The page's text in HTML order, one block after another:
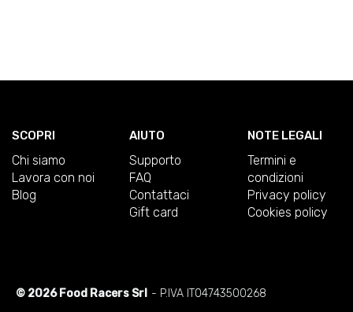
SCOPRI
Chi siamo
Lavora con noi
Blog
AIUTO
Supporto
FAQ
Contattaci
Gift card
NOTE LEGALI
Termini e
condizioni
Privacy policy
Cookies policy
© 2026 Food Racers Srl - P.IVA IT04743500268